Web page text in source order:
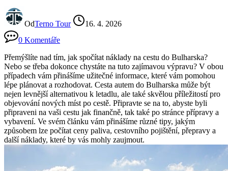
OdTerno Tour
16. 4. 2026
0 Komentáře
Přemýšlíte nad tím, jak spočítat náklady na cestu do Bulharska?
Nebo se třeba dokonce chystáte na tuto zajímavou výpravu? V obou
případech vám přinášíme užitečné informace, které vám pomohou
lépe plánovat a rozhodovat. Cesta autem do Bulharska může být
nejen levnější alternativou k letadlu, ale také skvělou příležitostí pro
objevování nových míst po cestě. Připravte se na to, abyste byli
připraveni na vaši cestu jak finančně, tak také po stránce přípravy a
vybavení. Ve svém článku vám přinášíme různé tipy, jakým
způsobem lze počítat ceny paliva, cestovního pojištění, přepravy a
další náklady, které by vás mohly zaujmout.